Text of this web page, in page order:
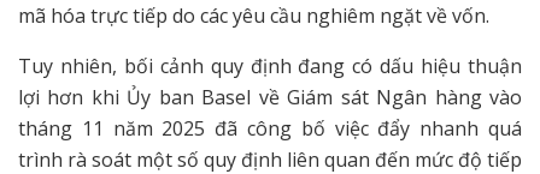
mã hóa trực tiếp do các yêu cầu nghiêm ngặt về vốn.
Tuy nhiên, bối cảnh quy định đang có dấu hiệu thuận
lợi hơn khi Ủy ban Basel về Giám sát Ngân hàng vào
tháng 11 năm 2025 đã công bố việc đẩy nhanh quá
trình rà soát một số quy định liên quan đến mức độ tiếp